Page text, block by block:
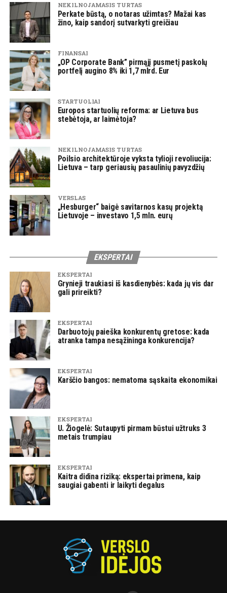
NEKILNOJAMASIS TURTAS
Perkate būstą, o notaras užimtas? Mažai kas
žino, kaip sandorį sutvarkyti greičiau
FINANSAI
„OP Corporate Bank” pirmąjį pusmetį paskolų
portfelį augino 8% iki 1,7 mlrd. Eur
STARTUOLIAI
Europos startuolių reforma: ar Lietuva bus
stebėtoja, ar laimėtoja?
NEKILNOJAMASIS TURTAS
Poilsio architektūroje vyksta tylioji revoliucija:
Lietuva – tarp geriausių pasaulinių pavyzdžių
VERSLAS
„Hesburger“ baigė savitarnos kasų projektą
Lietuvoje – investavo 1,5 mln. eurų
EKSPERTAI
EKSPERTAI
Grynieji traukiasi iš kasdienybės: kada jų vis dar
gali prireikti?
EKSPERTAI
Darbuotojų paieška konkurentų gretose: kada
atranka tampa nesąžininga konkurencija?
EKSPERTAI
Karščio bangos: nematoma sąskaita ekonomikai
EKSPERTAI
U. Žiogelė: Sutaupyti pirmam būstui užtruks 3
metais trumpiau
EKSPERTAI
Kaitra didina riziką: ekspertai primena, kaip
saugiai gabenti ir laikyti degalus